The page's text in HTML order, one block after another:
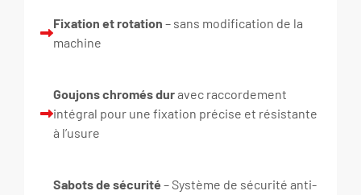
Fixation et rotation – sans modification de la
machine
Goujons chromés duravec raccordement
intégral pour une fixation précise et résistante
à l’usure
Sabots de sécurité – Système de sécurité anti-